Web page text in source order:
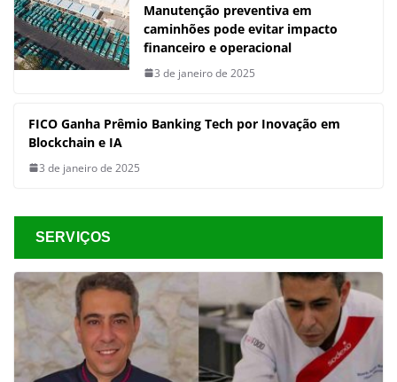
Manutenção preventiva em
caminhões pode evitar impacto
financeiro e operacional
3 de janeiro de 2025
FICO Ganha Prêmio Banking Tech por Inovação em
Blockchain e IA
3 de janeiro de 2025
SERVIÇOS